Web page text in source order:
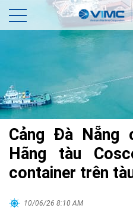
Cảng Đà Nẵng
Hãng tàu
container trên
10/06/26 8:10 AM